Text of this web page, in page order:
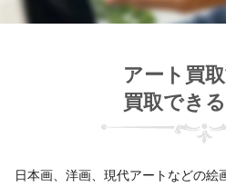
アート買
買取でき
日本画、洋画、現代アートなどの絵